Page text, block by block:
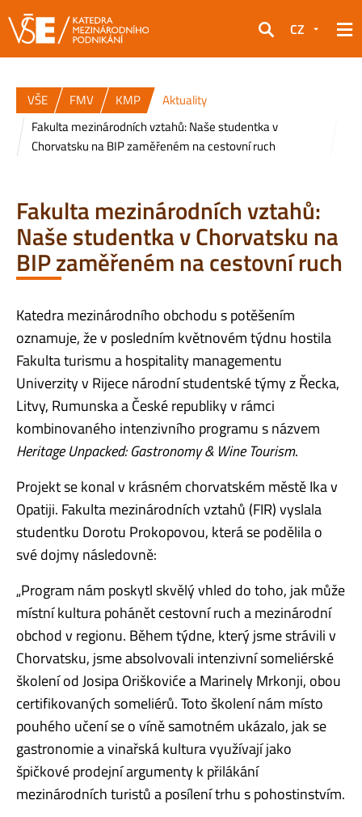
Hledat
CZ
VŠE FMV KMP
Aktuality
Fakulta mezinárodních vztahů: Naše studentka v
Chorvatsku na BIP zaměřeném na cestovní ruch
Fakulta mezinárodních vztahů:
Naše studentka v Chorvatsku na
BIP zaměřeném na cestovní ruch
Katedra mezinárodního obchodu s potěšením
oznamuje, že v posledním květnovém týdnu hostila
Fakulta turismu a hospitality managementu
Univerzity v Rijece národní studentské týmy z Řecka,
Litvy, Rumunska a České republiky v rámci
kombinovaného intenzivního programu s názvem
Heritage Unpacked: Gastronomy & Wine Tourism.
Projekt se konal v krásném chorvatském městě Ika v
Opatiji. Fakulta mezinárodních vztahů (FIR) vyslala
studentku Dorotu Prokopovou, která se podělila o
své dojmy následovně:
„Program nám poskytl skvělý vhled do toho, jak může
místní kultura pohánět cestovní ruch a mezinárodní
obchod v regionu. Během týdne, který jsme strávili v
Chorvatsku, jsme absolvovali intenzivní someliérské
školení od Josipa Oriškoviće a Marinely Mrkonji, obou
certifikovaných someliérů. Toto školení nám místo
pouhého učení se o víně samotném ukázalo, jak se
gastronomie a vinařská kultura využívají jako
špičkové prodejní argumenty k přilákání
mezinárodních turistů a posílení trhu s pohostinstvím.